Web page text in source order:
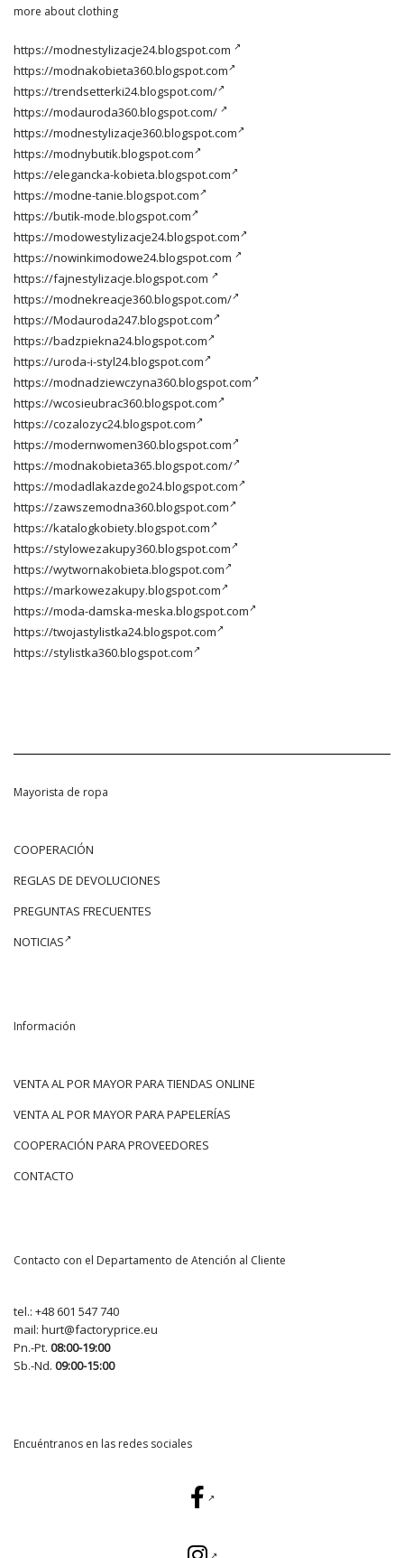
more about clothing
https://modnestylizacje24.blogspot.com
https://modnakobieta360.blogspot.com
https://trendsetterki24.blogspot.com/
https://modauroda360.blogspot.com/
https://modnestylizacje360.blogspot.com
https://modnybutik.blogspot.com
https://elegancka-kobieta.blogspot.com
https://modne-tanie.blogspot.com
https://butik-mode.blogspot.com
https://modowestylizacje24.blogspot.com
https://nowinkimodowe24.blogspot.com
https://fajnestylizacje.blogspot.com
https://modnekreacje360.blogspot.com/
https://Modauroda247.blogspot.com
https://badzpiekna24.blogspot.com
https://uroda-i-styl24.blogspot.com
https://modnadziewczyna360.blogspot.com
https://wcosieubrac360.blogspot.com
https://cozalozyc24.blogspot.com
https://modernwomen360.blogspot.com
https://modnakobieta365.blogspot.com/
https://modadlakazdego24.blogspot.com
https://zawszemodna360.blogspot.com
https://katalogkobiety.blogspot.com
https://stylowezakupy360.blogspot.com
https://wytwornakobieta.blogspot.com
https://markowezakupy.blogspot.com
https://moda-damska-meska.blogspot.com
https://twojastylistka24.blogspot.com
https://stylistka360.blogspot.com
Mayorista de ropa
COOPERACIÓN
REGLAS DE DEVOLUCIONES
PREGUNTAS FRECUENTES
NOTICIAS
Información
VENTA AL POR MAYOR PARA TIENDAS ONLINE
VENTA AL POR MAYOR PARA PAPELERÍAS
COOPERACIÓN PARA PROVEEDORES
CONTACTO
Contacto con el Departamento de Atención al Cliente
tel.: +48 601 547 740
mail: hurt@factoryprice.eu
Pn.-Pt. 08:00-19:00
Sb.-Nd. 09:00-15:00
Encuéntranos en las redes sociales